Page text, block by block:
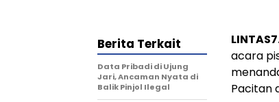
acara
Pacitan
Berita Terkait
Data Pribadi di Ujung
Jari, Ancaman Nyata di
Balik Pinjol Ilegal